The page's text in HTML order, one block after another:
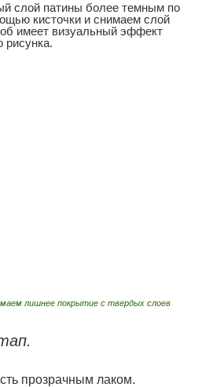
слой патины более темным по
кисточки и снимаем слой
имеет визуальный эффект
рисунка.
лишнее покрытие с твердых слоев
прозрачным лаком.